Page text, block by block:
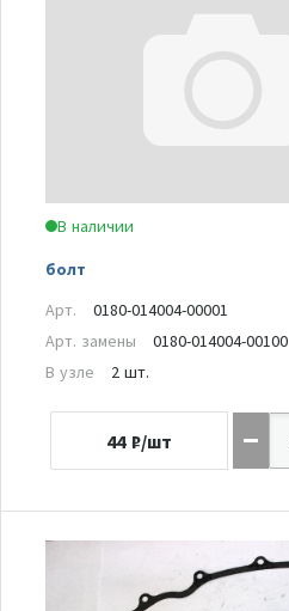
В наличии
болт
Арт.
0180-014004-00001
Арт. замены
0180-014004-00100
В узле
2 шт.
44 ₽/шт